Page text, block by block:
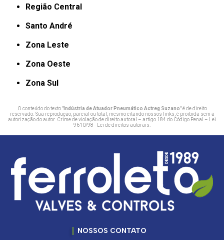
Região Central
Santo André
Zona Leste
Zona Oeste
Zona Sul
O conteúdo do texto "Indústria de Atuador Pneumático Actreg Suzano" é de direito
reservado. Sua reprodução, parcial ou total, mesmo citando nossos links, é proibida sem a
autorização do autor. Crime de violação de direito autoral – artigo 184 do Código Penal –
Lei
9610/98 - Lei de direitos autorais
NOSSOS CONTATO